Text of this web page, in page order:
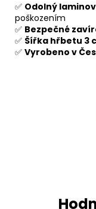
✅ Odolný
poškozením
✅ Bezpečné
✅ Šířka hřbetu 3
✅ Vyrobeno v